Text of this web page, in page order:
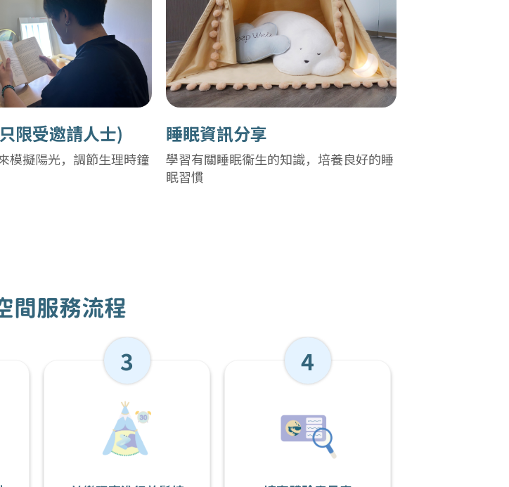
限受邀請人士)
模擬陽光，調節生理時鐘
睡眠資訊分享
學習有關睡眠衞生的知識，培養良好的睡
眠習慣
間服務流程
3 4